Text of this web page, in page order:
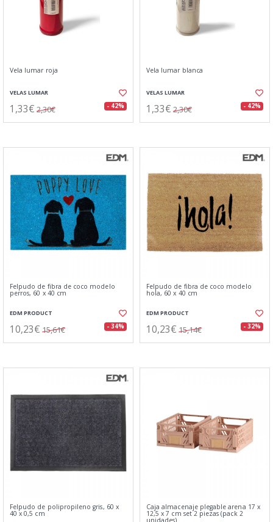
Vela lumar roja
VELAS LUMAR
1,33€ 2,30€ - 42%
Vela lumar blanca
VELAS LUMAR
1,33€ 2,30€ - 42%
Felpudo de fibra de coco modelo
perros, 60 x 40 cm
EDM PRODUCT
10,23€ 15,61€ - 34%
Felpudo de fibra de coco modelo
hola, 60 x 40 cm
EDM PRODUCT
10,23€ 15,14€ - 32%
Felpudo de polipropileno gris, 60 x
40 x 0,5 cm
Caja almacenaje plegable arena 17 x
12,5 x 7 cm set 2 piezas (pack 2
unidades)